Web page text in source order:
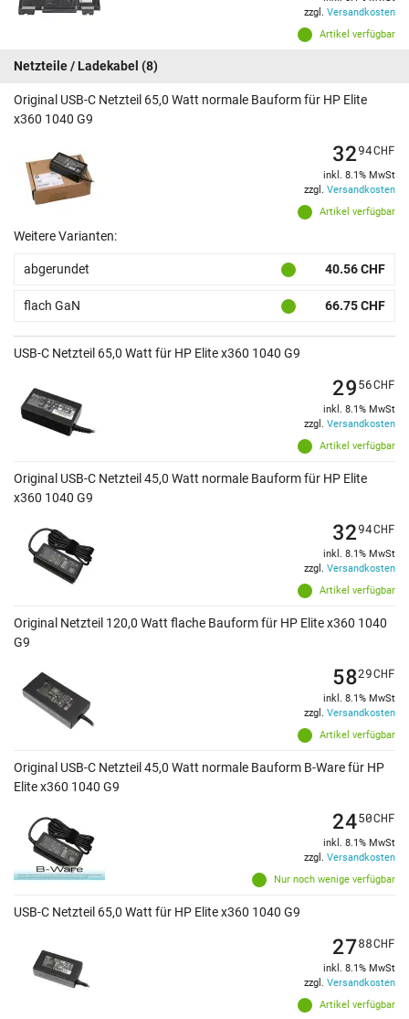
Artikel verfügbar
zzgl. Versandkosten
Netzteile / Ladekabel (8)
Original USB-C Netzteil 65,0 Watt normale Bauform für HP Elite
x360 1040 G9
Artikel verfügbar
3294CHF
inkl. 8.1% MwSt
zzgl. Versandkosten
Weitere Varianten:
abgerundet 40.56 CHF
flach GaN 66.75 CHF
USB-C Netzteil 65,0 Watt für HP Elite x360 1040 G9
Artikel verfügbar
2956CHF
inkl. 8.1% MwSt
zzgl. Versandkosten
Original USB-C Netzteil 45,0 Watt normale Bauform für HP Elite
x360 1040 G9
Artikel verfügbar
3294CHF
inkl. 8.1% MwSt
zzgl. Versandkosten
Original Netzteil 120,0 Watt flache Bauform für HP Elite x360 1040
G9
Artikel verfügbar
5829CHF
inkl. 8.1% MwSt
zzgl. Versandkosten
Original USB-C Netzteil 45,0 Watt normale Bauform B-Ware für HP
Elite x360 1040 G9
Nur noch wenige verfügbar
2450CHF
inkl. 8.1% MwSt
zzgl. Versandkosten
USB-C Netzteil 65,0 Watt für HP Elite x360 1040 G9
Artikel verfügbar
2788CHF
inkl. 8.1% MwSt
zzgl. Versandkosten